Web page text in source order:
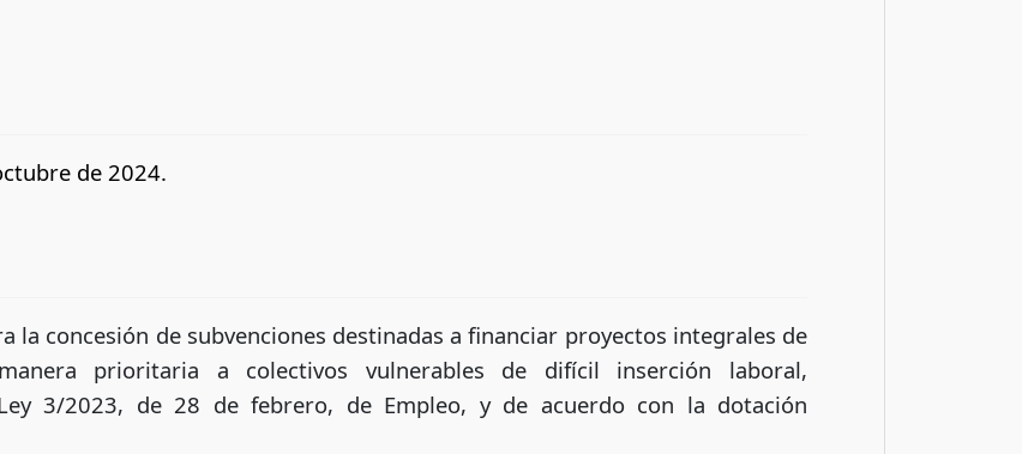
de 2024.
la concesión de subvenciones destinadas a financiar proyectos integrales de
prioritaria a colectivos vulnerables de difícil inserción laboral,
3/2023, de 28 de febrero, de Empleo, y de acuerdo con la dotación